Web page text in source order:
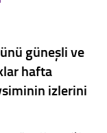
güneşli ve
hafta
izlerini